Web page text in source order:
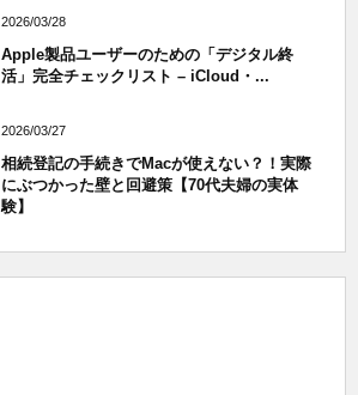
2026/03/28
Apple製品ユーザーのための「デジタル終
活」完全チェックリスト – iCloud・...
2026/03/27
相続登記の手続きでMacが使えない？！実際
にぶつかった壁と回避策【70代夫婦の実体
験】